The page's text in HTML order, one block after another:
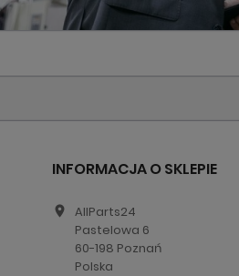
INFORMACJA O SKLEPIE
location_on
AllParts24
Pastelowa 6
60-198 Poznań
Polska